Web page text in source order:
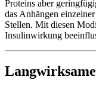
Proteins aber
das Anhängen
Stellen. Mit diesen
Insulinwirkung